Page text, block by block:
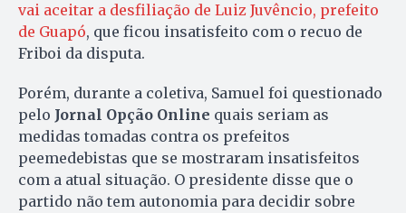
vai aceitar a desfiliação de Luiz Juvêncio, prefeito
de Guapó, que ficou insatisfeito com o recuo de
Friboi da disputa.
Porém, durante a coletiva, Samuel foi questionado
pelo Jornal Opção Online quais seriam as
medidas tomadas contra os prefeitos
peemedebistas que se mostraram insatisfeitos
com a atual situação. O presidente disse que o
partido não tem autonomia para decidir sobre